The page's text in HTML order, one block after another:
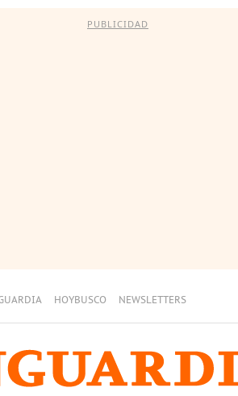
PUBLICIDAD
HOYBUSCO NEWSLETTERS